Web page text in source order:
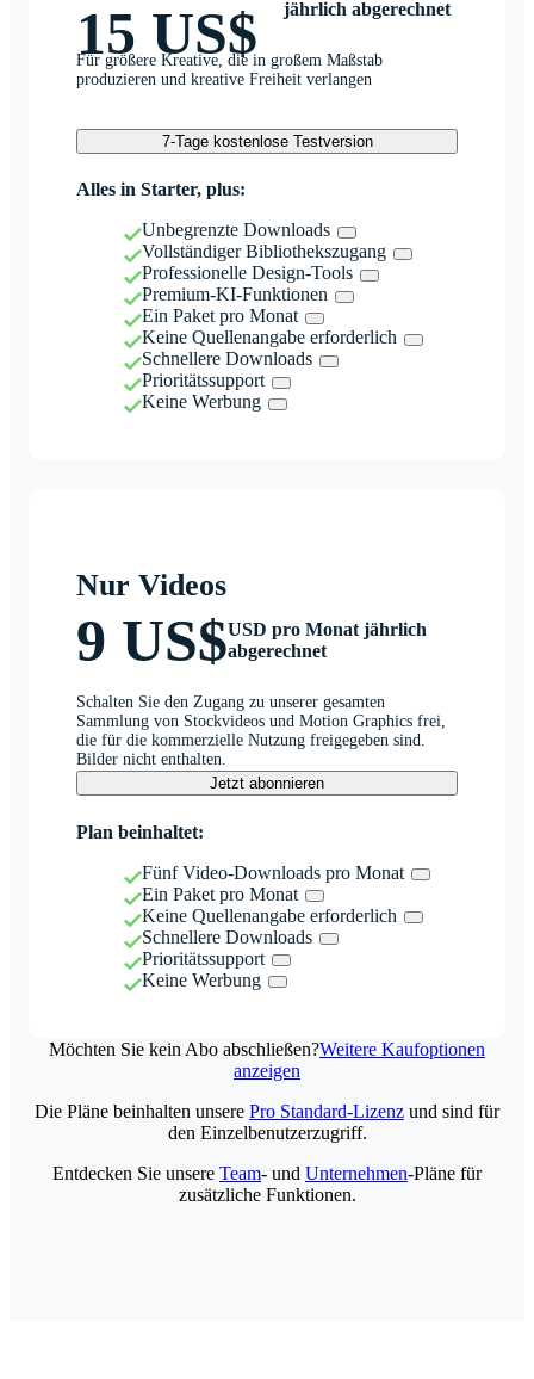
15 US$
jährlich abgerechnet
Für größere Kreative, die in großem Maßstab
produzieren und kreative Freiheit verlangen
7-Tage kostenlose Testversion
Alles in Starter, plus:
Unbegrenzte Downloads
Vollständiger Bibliothekszugang
Professionelle Design-Tools
Premium-KI-Funktionen
Ein Paket pro Monat
Keine Quellenangabe erforderlich
Schnellere Downloads
Prioritätssupport
Keine Werbung
Nur Videos
9 US$USD pro Monat jährlich
abgerechnet
Schalten Sie den Zugang zu unserer gesamten
Sammlung von Stockvideos und Motion Graphics frei,
die für die kommerzielle Nutzung freigegeben sind.
Bilder nicht enthalten.
Jetzt abonnieren
Plan beinhaltet:
Fünf Video-Downloads pro Monat
Ein Paket pro Monat
Keine Quellenangabe erforderlich
Schnellere Downloads
Prioritätssupport
Keine Werbung
Möchten Sie kein Abo abschließen?Weitere Kaufoptionen
anzeigen
Die Pläne beinhalten unsere Pro Standard-Lizenz und sind für
den Einzelbenutzerzugriff.
Entdecken Sie unsere Team- und Unternehmen-Pläne für
zusätzliche Funktionen.